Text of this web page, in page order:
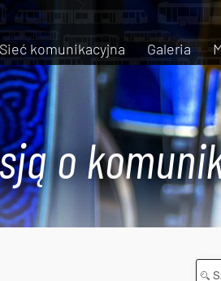
Sieć komunikacyjna Galeria
o